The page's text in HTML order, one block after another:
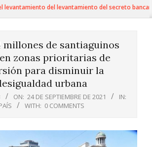
del levantamiento del secreto bancario
millones de santiaguinos
zonas prioritarias de
para disminuir la
urbana
ON: 24 DE SEPTIEMBRE DE 2021
IN:
WITH: 0 COMMENTS